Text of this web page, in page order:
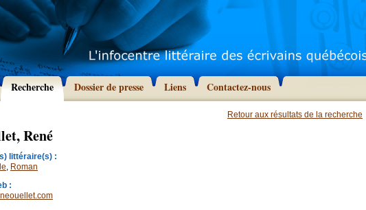
Recherche Dossier de presse Liens Contactez-nous
Retour aux résultats de la recherche
René
littéraire(s) :
, Roman
: